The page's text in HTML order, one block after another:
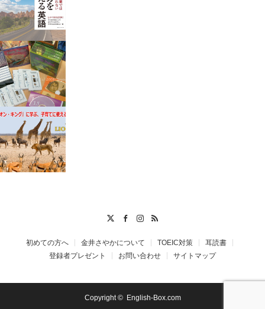
初めての方へ 金井さやかについて TOEIC対策
耳読書
登録者プレゼント
お問い合わせ サイトマップ
Copyright © English-Box.com